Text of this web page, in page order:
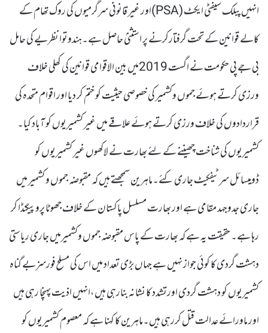
انہیں پبلک سیفٹی ایکٹ (PSA)اور غیر قانونی سرگرمیوں کی روک تھام کے
کالے قوانین کے تحت گرفتارکرنے پر استثنیٰ حاصل ہے۔ہندوتوا نظریے کی حامل
بی جے پی حکومت نے اگست 2019میں بین الاقوامی قوانین کی کھلی خلاف
ورزی کرتے ہوئے جموں وکشمیر کی خصوصی حیثیت کو ختم کر دیا اور اقوام متحدہ کی
قراردادوں کی خلاف ورزی کرتے ہوئے علاقے میں غیر کشمیریوں کو آباد کیا۔
کشمیریوں کی شناخت چھیننے کے لئے بھارت نے لاکھوں غیر کشمیریوں کو
ڈومیسائل سرٹیفکیٹ جاری کئے۔ماہرین سمجھتے ہیں کہ مقبوضہ جموں و کشمیر میں
جاری جدوجہد مقامی ہے اور بھارت مسلسل پاکستان کے خلاف جھوٹا پروپیگنڈا کر
رہا ہے۔ حقیقت یہ ہے کہ بھارت کے پاس مقبوضہ جموں وکشمیرمیں جاری ریاستی
دہشت گردی کا کوئی جواز نہیں ہے جہاں بڑی تعداد میں اس کی مسلح فورسزبے گناہ
کشمیریوں کو دہشت گردی اورتشدد کا نشانہ بنارہی ہیں،انہیں اذیت پہنچا رہی ہیں
اور ماورائے عدالت قتل کررہی ہیں۔ماہرین کا کہنا ہے کہ معصوم کشمیریوں کو